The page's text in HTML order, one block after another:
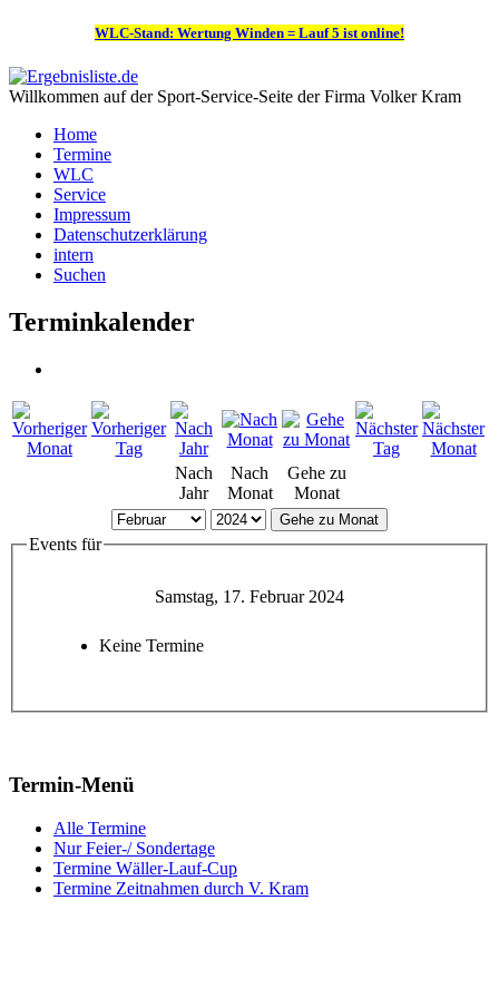
WLC-Stand: Wertung Winden = Lauf 5 ist online!
Willkommen auf der Sport-Service-Seite der Firma Volker Kram
Home
Termine
WLC
Service
Impressum
Datenschutzerklärung
intern
Suchen
Terminkalender
Nach
Jahr
Nach
Monat
Gehe zu
Monat
Gehe zu Monat
Events für
Samstag, 17. Februar 2024
Keine Termine
Termin-Menü
Alle Termine
Nur Feier-/ Sondertage
Termine Wäller-Lauf-Cup
Termine Zeitnahmen durch V. Kram